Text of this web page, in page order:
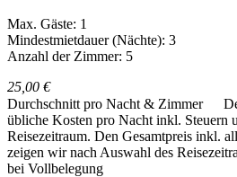
Max. Gäste: 1
Mindestmietdauer (Nächte): 3
Anzahl der Zimmer: 5
25,00 €
Durchschnitt pro Nacht & Zimmer
übliche Kosten pro Nacht inkl. Steuern
Reisezeitraum. Den Gesamtpreis inkl.
zeigen wir nach Auswahl des
bei Vollbelegung